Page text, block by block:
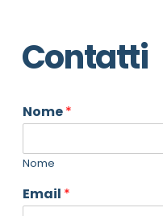
Contatti
Nome*
Nome
Email *